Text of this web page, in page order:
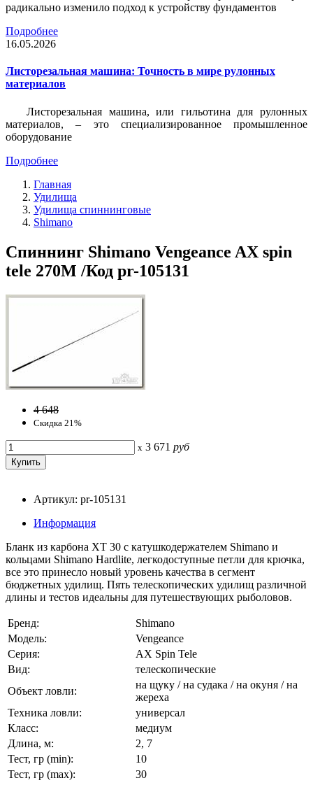
радикально изменило подход к устройству фундаментов
Подробнее
16.05.2026
Листорезальная машина: Точность в мире рулонных
материалов
Листорезальная машина, или гильотина для рулонных
материалов, – это специализированное промышленное
оборудование
Подробнее
Главная
Удилища
Удилища спиннинговые
Shimano
Спиннинг Shimano Vengeance AX spin
tele 270M /Код pr-105131
4 648
Скидка 21%
x 3 671 руб
Артикул: pr-105131
Информация
Бланк из карбона XT 30 с катушкодержателем Shimano и
кольцами Shimano Hardlite, легкодоступные петли для крючка,
все это принесло новый уровень качества в сегмент
бюджетных удилищ. Пять телескопических удилищ различной
длины и тестов идеальны для путешествующих рыболовов.
Бренд:
Shimano
Модель:
Vengeance
Серия:
AX Spin Tele
Вид:
телескопические
Объект ловли:
на щуку / на судака / на окуня / на
жереха
Техника ловли:
универсал
Класс:
медиум
Длина, м:
2, 7
Тест, гр (min):
10
Тест, гр (max):
30